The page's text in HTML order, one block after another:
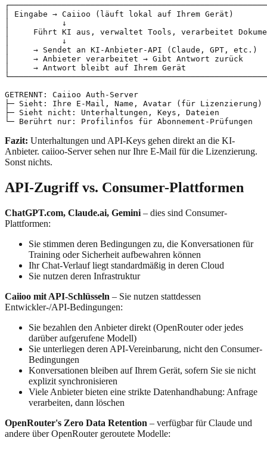
│ Eingabe → Caiioo (läuft lokal auf Ihrem Gerät)
│           ↓
│     Führt KI aus, verwaltet Tools, verarbeitet
│           ↓
│     → Sendet an KI-Anbieter-API (Claude, GPT,
│     → Anbieter verarbeitet → Gibt Antwort
│     → Antwort bleibt auf Ihrem Gerät
GETRENNT: Caiioo Auth-Server
├─ Sieht: Ihre E-Mail, Name, Avatar (für Lizenzierung)
├─ Sieht nicht: Unterhaltungen, Keys, Dateien
Fazit: Unterhaltungen und API-Keys gehen direkt an die KI-
Anbieter. caiioo-Server sehen nur Ihre E-Mail für die Lizenzierung.
Sonst nichts.
API-Zugriff vs. Consumer-Plattformen
ChatGPT.com, Claude.ai, Gemini – dies sind Consumer-
Plattformen:
Sie stimmen deren Bedingungen zu, die Konversationen für
Training oder Sicherheit aufbewahren können
Ihr Chat-Verlauf liegt standardmäßig in deren Cloud
Sie nutzen deren Infrastruktur
Caiioo mit API-Schlüsseln – Sie nutzen stattdessen
Entwickler-/API-Bedingungen:
Sie bezahlen den Anbieter direkt (OpenRouter oder jedes
darüber aufgerufene Modell)
Sie unterliegen deren API-Vereinbarung, nicht den Consumer-
Bedingungen
Konversationen bleiben auf Ihrem Gerät, sofern Sie sie nicht
explizit synchronisieren
Viele Anbieter bieten eine strikte Datenhandhabung: Anfrage
verarbeiten, dann löschen
OpenRouter's Zero Data Retention – verfügbar für Claude und
andere über OpenRouter geroutete Modelle: